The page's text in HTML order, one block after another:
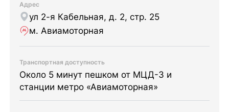
Адрес
ул 2-я Кабельная, д. 2, стр. 25
м. Авиамоторная
Транспортная доступность
Около 5 минут пешком от МЦД-3 и
станции метро «Авиамоторная»